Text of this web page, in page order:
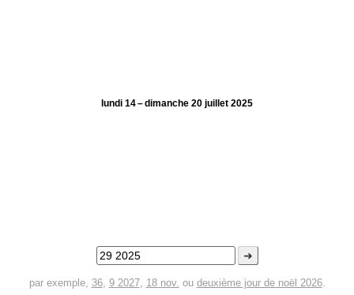
lundi 14 – dimanche 20 juillet 2025
➜
par exemple, 36, 9 2027, 18 nov. ou deuxième jour de noël 2026.